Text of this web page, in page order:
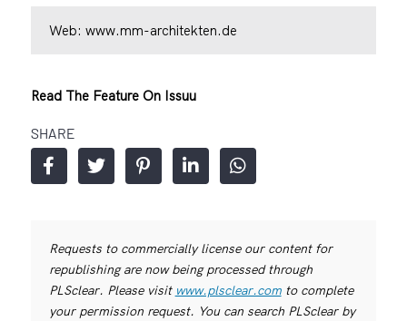
Web: www.mm-architekten.de
Read The Feature On Issuu
SHARE
Requests to commercially license our content for
republishing are now being processed through
PLSclear. Please visit www.plsclear.comto complete
your permission request. You can search PLSclear by